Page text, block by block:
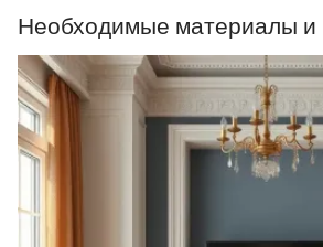
Необходимые материалы и